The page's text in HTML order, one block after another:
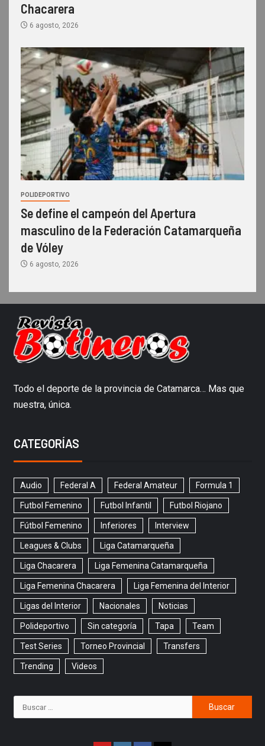
Chacarera
6 agosto, 2026
POLIDEPORTIVO
Se define el campeón del Apertura
masculino de la Federación Catamarqueña
de Vóley
6 agosto, 2026
Todo el deporte de la provincia de Catamarca… Mas que
nuestra, única.
CATEGORÍAS
Audio Federal A Federal Amateur Formula 1
Futbol Femenino Futbol Infantil Futbol Riojano
Fútbol Femenino Inferiores Interview
Leagues & Clubs Liga Catamarqueña
Liga Chacarera Liga Femenina Catamarqueña
Liga Femenina Chacarera Liga Femenina del Interior
Ligas del Interior Nacionales Noticias
Polideportivo Sin categoría Tapa Team
Test Series Torneo Provincial Transfers
Trending Videos